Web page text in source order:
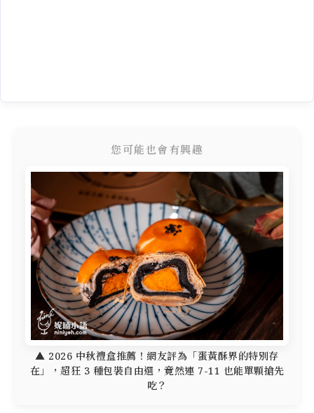
您可能也會有興趣
▲ 2026 中秋禮盒推薦！網友評為「蛋黃酥界的特別存
在」，超狂 3 種包裝自由選，竟然連 7-11 也能單顆搶先
吃？